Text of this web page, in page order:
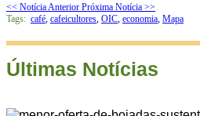
<< Notícia Anterior Próxima Notícia >>
Tags: café, cafeicultores, OIC, economia, Mapa
Últimas Notícias